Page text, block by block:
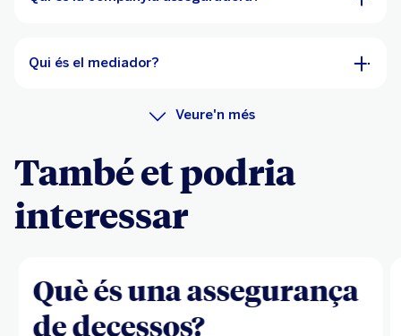
Qui és el mediador?
Veure'n més
També et podria
interessar
Què és una assegurança
de decessos?